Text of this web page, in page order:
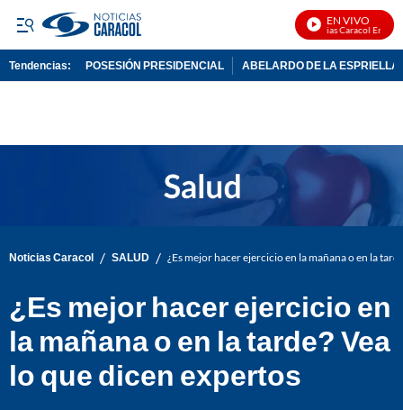
EN VIVO
Noticias Caracol En Vivo
Tendencias: POSESIÓN PRESIDENCIAL ABELARDO DE LA ESPRIELLA
Noticias Caracol / SALUD / ¿Es mejor hacer ejercicio en la mañana o en la
¿Es mejor hacer ejercicio en
la mañana o en la tarde? Vea
lo que dicen expertos